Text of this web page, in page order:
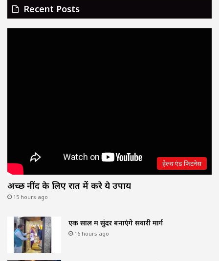
Recent Posts
हेल्थ एंड फिटनेस
अच्छी नींद के लिए रात में करे ये उपाय
15 hours ago
एक साल में सुंदर बनाएंगे सवारी मार्ग
16 hours ago